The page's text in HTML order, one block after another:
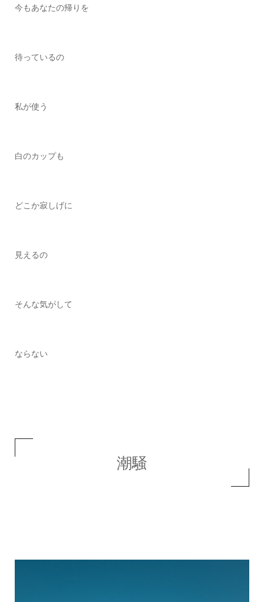
今もあなたの帰りを
待っているの
私が使う
白のカップも
どこか寂しげに
見えるの
そんな気がして
ならない
潮騒